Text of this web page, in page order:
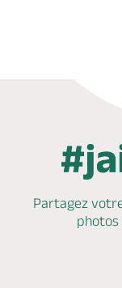
Partagez
photos